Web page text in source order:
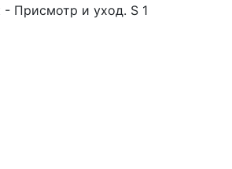
- Присмотр и уход. S 1